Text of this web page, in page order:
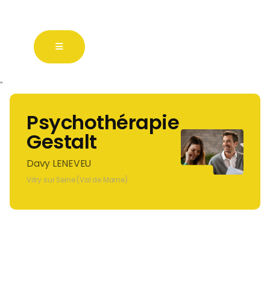
"
Psychothérapie
Gestalt
Davy LENEVEU
Vitry sur Seine (Val de Marne)